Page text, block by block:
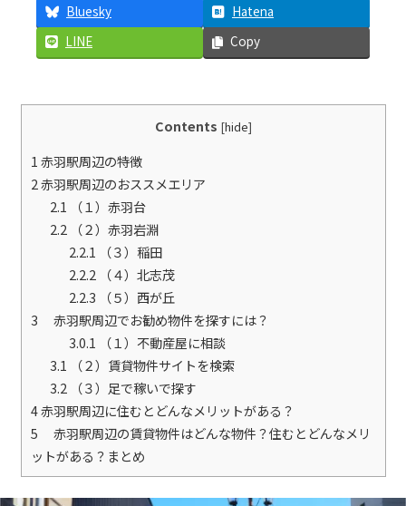
Bluesky
Hatena
LINE
Copy
Contents [hide]
1赤羽駅周辺の特徴
2赤羽駅周辺のおススメエリア
2.1 （１）赤羽台
2.2（２）赤羽岩淵
2.2.1 （３）稲田
2.2.2 （４）北志茂
2.2.3 （５）西が丘
3 赤羽駅周辺でお勧め物件を探すには？
3.0.1 （１）不動産屋に相談
3.1 （２）賃貸物件サイトを検索
3.2（３）足で稼いで探す
4赤羽駅周辺に住むとどんなメリットがある？
5 赤羽駅周辺の賃貸物件はどんな物件？住むとどんなメリ
ットがある？まとめ